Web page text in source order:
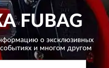
FUBAG
о эксклюзивных
событиях и многом другом